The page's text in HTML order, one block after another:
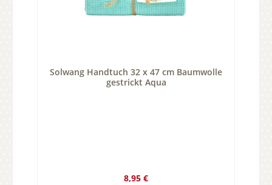
Solwang Handtuch 32 x 47 cm Baumwolle
gestrickt Aqua
Regulärer Preis:
8,95 €